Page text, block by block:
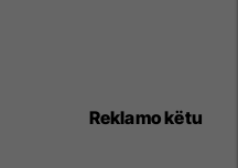
Reklamo këtu